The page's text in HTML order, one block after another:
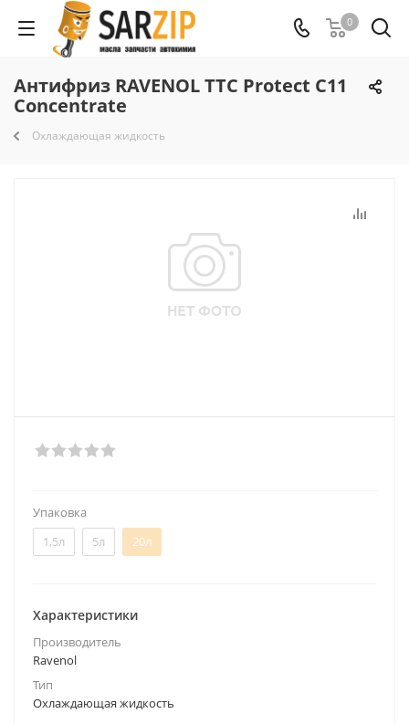
0
Антифриз RAVENOL TTC Protect C11
Concentrate
Охлаждающая жидкость
Упаковка
1,5л
5л 20л
Характеристики
Производитель
Ravenol
Тип
Охлаждающая жидкость